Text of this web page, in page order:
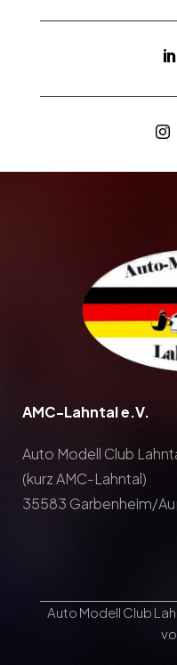


AMC-Lahntal e.V.
Auto Modell Club
(kurz AMC-Lahntal)
35583 Garbenheim/
Auto Modell Club